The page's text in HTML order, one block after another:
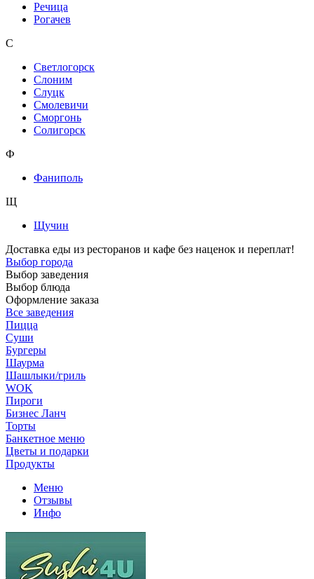
Речица
Рогачев
С
Светлогорск
Слоним
Слуцк
Смолевичи
Сморгонь
Солигорск
Ф
Фаниполь
Щ
Щучин
Доставка еды из ресторанов и кафе без наценок и переплат!
Выбор города
Выбор заведения
Выбор блюда
Оформление заказа
Все заведения
Пицца
Суши
Бургеры
Шаурма
Шашлыки/гриль
WOK
Пироги
Бизнес Ланч
Торты
Банкетное меню
Цветы и подарки
Продукты
Меню
Отзывы
Инфо